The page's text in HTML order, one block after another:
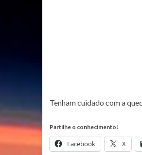
Tenham cuidado com a
Partilhe o conhecimento!
Facebook X